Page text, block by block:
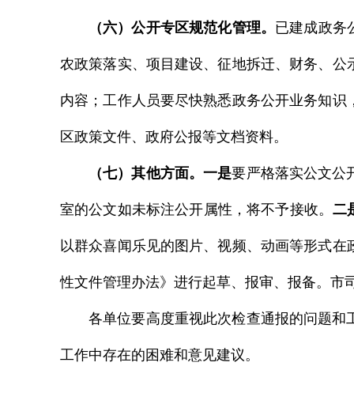
（六）公开专区规范化管理。 已建成政务
农政策落实、项目建设、征地拆迁、财务、
内容；工作人员要尽快熟悉政务公开业务知
区政策文件、政府公报等文档资料。
（七）其他方面。一是要严格落实公文公
室的公文如未标注公开属性，将不予接收。二
以群众喜闻乐见的图片、视频、动画等形式
性文件管理办法》进行起草、报审、报备。市
各单位要高度重视此次检查通报的问题
工作中存在的困难和意见建议。